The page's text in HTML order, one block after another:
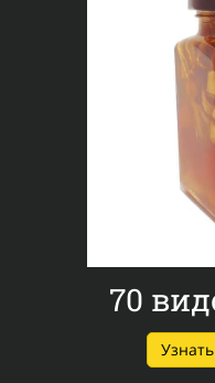
70